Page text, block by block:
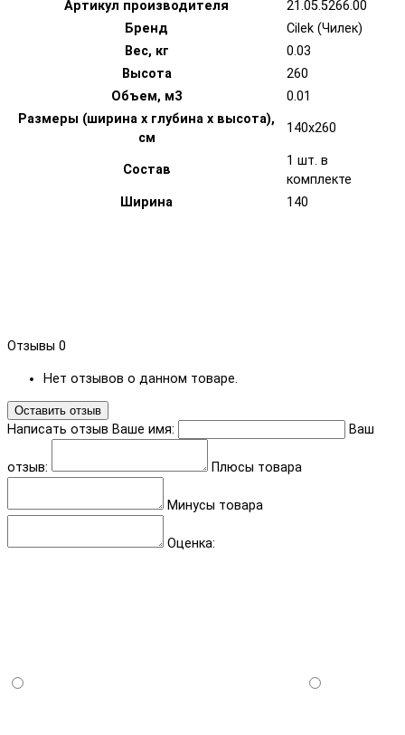
Артикул производителя
21.05.5266.00
Бренд
Cilek (Чилек)
Вес, кг
0.03
Высота
260
Объем, м3
0.01
Размеры (ширина х глубина х высота),
см
140x260
Состав
1 шт. в
комплекте
Ширина
140
Отзывы 0
Нет отзывов о данном товаре.
Оставить отзыв
Написать отзыв Ваше имя: Ваш
отзыв: Плюсы товара
Минусы товара
Оценка: